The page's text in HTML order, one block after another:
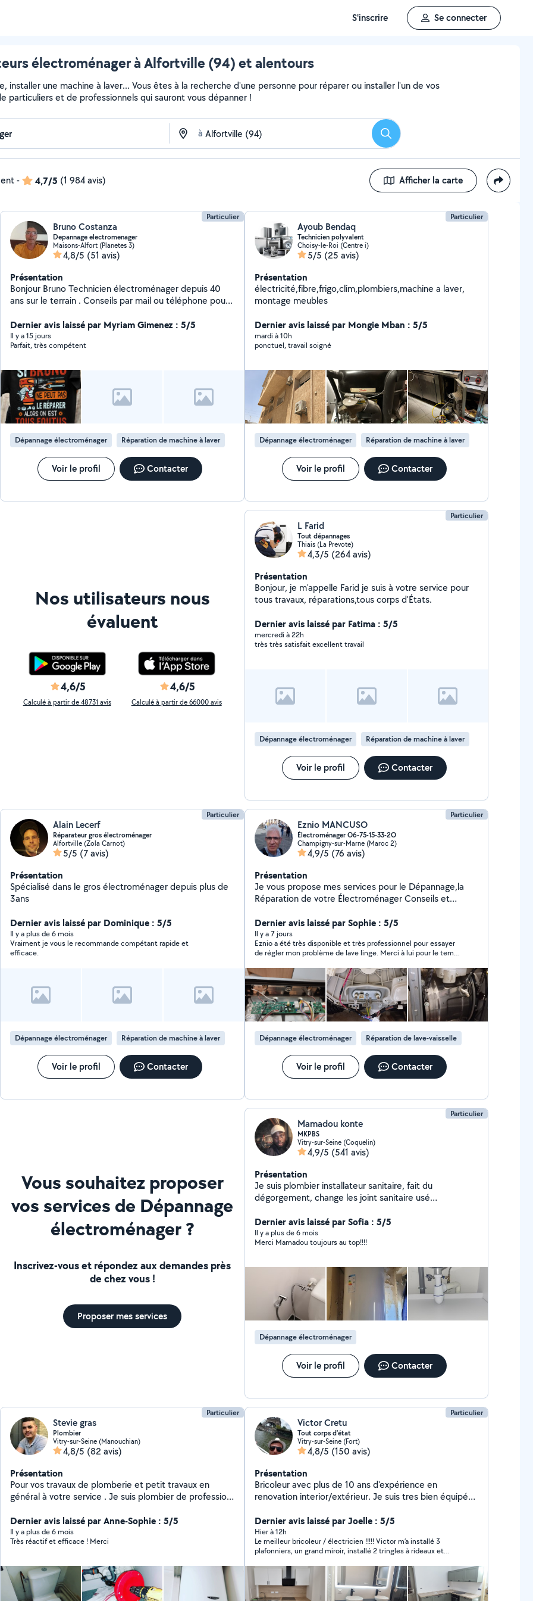
S'inscrire Se connecter
électroménager à Alfortville (94) et alentours
installer une machine à laver... Vous êtes à la recherche d'une personne pour réparer ou installer l'un de vos
particuliers et de professionnels qui sauront vous dépanner !
à Rechercher
- 4,7/5 (1 984 avis) Afficher la carte
Particulier
Bruno Costanza
Depannage electromenager
Maisons-Alfort (Planetes 3)
4,8/5 (51 avis)
Présentation
Bonjour Bruno Technicien électroménager depuis 40
ans sur le terrain . Conseils par mail ou téléphone pour
peut me déplacer si c'est pas trop loin de chez moi .
Paris et 94 voir 92 et 93 N'hésitez pas a téléphoné
c'est souvent plus facile de communiquer. Attention si
c'est que vous êtes a plus de 5 kms de mon domicile .
Cordialement Bruno
Dernier avis laissé par Myriam Gimenez : 5/5
Il y a 15 jours
Parfait, très compétent
Dépannage électroménager Réparation de machine à laver
Voir le profil Contacter
Particulier
Ayoub Bendaq
Technicien polyvalent
Choisy-le-Roi (Centre i)
5/5 (25 avis)
Présentation
électricité,fibre,frigo,clim,plombiers,machine a laver,
montage meubles
Dernier avis laissé par Mongie Mban : 5/5
mardi à 10h
ponctuel, travail soigné
Dépannage électroménager Réparation de machine à laver
Voir le profil Contacter
Nos utilisateurs nous
évaluent
4,6/5
Calculé à partir de 48731 avis
4,6/5
Calculé à partir de 66000 avis
Particulier
L Farid
Tout dépannages
Thiais (La Prevote)
4,3/5 (264 avis)
Présentation
Bonjour, je m'appelle Farid je suis à votre service pour
tous travaux, réparations,tous corps d'États.
Dernier avis laissé par Fatima : 5/5
mercredi à 22h
très très satisfait excellent travail
Dépannage électroménager Réparation de machine à laver
Voir le profil Contacter
Particulier
Alain Lecerf
Réparateur gros électroménager
Alfortville (Zola Carnot)
5/5 (7 avis)
Présentation
Spécialisé dans le gros électroménager depuis plus de
3ans
Dernier avis laissé par Dominique : 5/5
Il y a plus de 6 mois
Vraiment je vous le recommande compétant rapide et
efficace.
Dépannage électroménager Réparation de machine à laver
Voir le profil Contacter
Particulier
Eznio MANCUSO
Électroménager O6-75-15-33-2O
Champigny-sur-Marne (Maroc 2)
4,9/5 (76 avis)
Présentation
Je vous propose mes services pour le Dépannage,la
Réparation de votre Électroménager Conseils et
aider à dépanner Déplacement gratuit sur Champigny
sur Marne et environs (5 km maximum) Pour toute
demande ,merci de me contacter au O6 75 15 33 20
Mon abonnement étant expiré ou votre demande ne
faisant pas partie de mon périmètre d'intervention
Cordialement
Dernier avis laissé par Sophie : 5/5
Il y a 7 jours
Eznio a été très disponible et très professionnel pour essayer
de régler mon problème de lave linge. Merci à lui pour le temps
Dépannage électroménager Réparation de lave-vaisselle
Voir le profil Contacter
Vous souhaitez proposer
vos services de Dépannage
électroménager ?
Inscrivez-vous et répondez aux demandes près
de chez vous !
Proposer mes services
Particulier
Mamadou konte
MKPBS
Vitry-sur-Seine (Coquelin)
4,9/5 (541 avis)
Présentation
Je suis plombier installateur sanitaire, fait du
dégorgement, change les joint sanitaire usé
qui fanctione mal, installation meuble lavabo,cuisine
etc...
Dernier avis laissé par Sofia : 5/5
Il y a plus de 6 mois
Merci Mamadou toujours au top!!!!
Dépannage électroménager
Voir le profil Contacter
Particulier
Stevie gras
Plombier
Vitry-sur-Seine (Manouchian)
4,8/5 (82 avis)
Présentation
Pour vos travaux de plomberie et petit travaux en
général à votre service . Je suis plombier de profession
effectuer sur mon profil. Mon numéro est disponible
sur mon profil si je ne suis pas dans votre zone
Dernier avis laissé par Anne-Sophie : 5/5
Il y a plus de 6 mois
Très réactif et efficace ! Merci
Particulier
Victor Cretu
Tout corps d'état
Vitry-sur-Seine (Fort)
4,8/5 (150 avis)
Présentation
Bricoleur avec plus de 10 ans d'expérience en
renovation interior/extérieur. Je suis tres bien équipé
travaux possible. Je suis disponible tout les jours sauf le
dimanche
Dernier avis laissé par Joelle : 5/5
Hier à 12h
Le meilleur bricoleur / électricien !!!!! Victor m’a installé 3
plafonniers, un grand miroir, installé 2 tringles à rideaux et
donné des conseils pour remplacer les anciens spots de ma
salle de bain et m’a réparé un problème concernant les
interrupteurs !! Tout ça en moins de 4h !!! Il est a été hyper
réactif et très méticuleux ! Il a tout le matériel (niveau laser etc